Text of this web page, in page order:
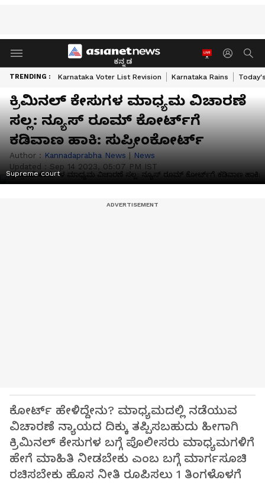
ಕನ್ನಡ
TRENDING : Karnataka Voter List Revision Karnataka Rains
ಕ್ರಿಮಿನಲ್‌ ಕೇಸುಗಳ ಮಾಧ್ಯಮ ವಿಚಾರಣೆ
ಸಲ್ಲ: ನ್ಯೂಸ್ ರೂಮ್ ಕೋರ್ಟ್‌ಗೆ
ಕಡಿವಾಣ ಹಾಕಿ: ಸುಪ್ರೀಂಕೋರ್ಟ್‌
Author : Kannadaprabha News | News
Updated : Sep 14 2023, 05:07 PM IST
Supreme court
ಕೋರ್ಟ್‌ ಹೇಳಿದ್ದೇನು? ಮಾಧ್ಯಮದಲ್ಲಿ ನಡೆಯುವ
ವಿಚಾರಣೆ ನ್ಯಾಯದ ದಿಕ್ಕು ತಪ್ಪಿಸಬಹುದು ಹೀಗಾಗಿ
ಕ್ರಿಮಿನಲ್‌ ಕೇಸುಗಳ ಬಗ್ಗೆ ಪೊಲೀಸರು ಮಾಧ್ಯಮಗಳಿಗೆ
ಹೇಗೆ ಮಾಹಿತಿ ನೀಡಬೇಕು ಎಂಬ ಬಗ್ಗೆ ಮಾರ್ಗಸೂಚಿ
ರಚಿಸಬೇಕು ಹೊಸ ನೀತಿ ರೂಪಿಸಲು 1 ತಿಂಗಳೊಳಗೆ